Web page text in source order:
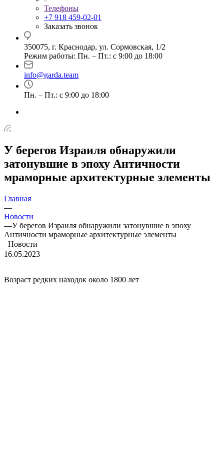
Телефоны
+7 918 459-02-01
Заказать звонок
350075, г. Краснодар, ул. Сормовская, 1/2
Режим работы: Пн. – Пт.: с 9:00 до 18:00
info@garda.team
Пн. – Пт.: с 9:00 до 18:00
У берегов Израиля обнаружили
затонувшие в эпоху Античности
мраморные архитектурные элементы
Главная
—
Новости
—У берегов Израиля обнаружили затонувшие в эпоху
Античности мраморные архитектурные элементы
Новости
16.05.2023
Возраст редких находок около 1800 лет